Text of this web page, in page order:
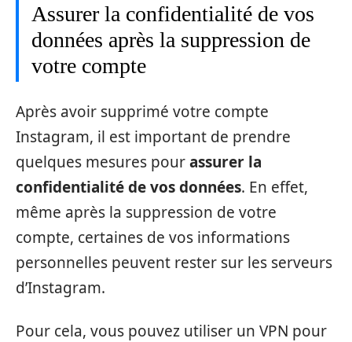
Assurer la confidentialité de vos
données après la suppression de
votre compte
Après avoir supprimé votre compte
Instagram, il est important de prendre
quelques mesures pourassurer la
confidentialité de vos données. En effet,
même après la suppression de votre
compte, certaines de vos informations
personnelles peuvent rester sur les serveurs
d’Instagram.
Pour cela, vous pouvez utiliser un VPN pour